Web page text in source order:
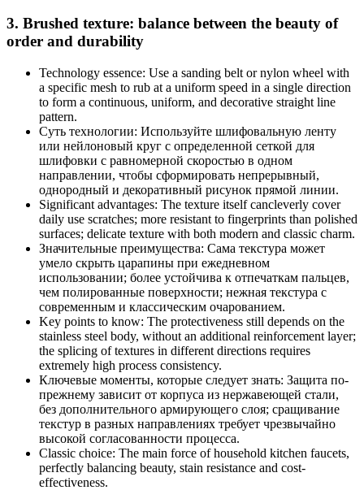
3. Brushed texture: balance between the beauty of
order and durability
Technology essence: Use a sanding belt or nylon wheel with
a specific mesh to rub at a uniform speed in a single direction
to form a continuous, uniform, and decorative straight line
pattern.
Суть технологии: Используйте шлифовальную ленту
или нейлоновый круг с определенной сеткой для
шлифовки с равномерной скоростью в одном
направлении, чтобы сформировать непрерывный,
однородный и декоративный рисунок прямой линии.
Significant advantages: The texture itself cancleverly cover
daily use scratches; more resistant to fingerprints than polished
surfaces; delicate texture with both modern and classic charm.
Значительные преимущества: Сама текстура может
умело скрыть царапины при ежедневном
использовании; более устойчива к отпечаткам пальцев,
чем полированные поверхности; нежная текстура с
современным и классическим очарованием.
Key points to know: The protectiveness still depends on the
stainless steel body, without an additional reinforcement layer;
the splicing of textures in different directions requires
extremely high process consistency.
Ключевые моменты, которые следует знать: Защита по-
прежнему зависит от корпуса из нержавеющей стали,
без дополнительного армирующего слоя; сращивание
текстур в разных направлениях требует чрезвычайно
высокой согласованности процесса.
Classic choice: The main force of household kitchen faucets,
perfectly balancing beauty, stain resistance and cost-
effectiveness.